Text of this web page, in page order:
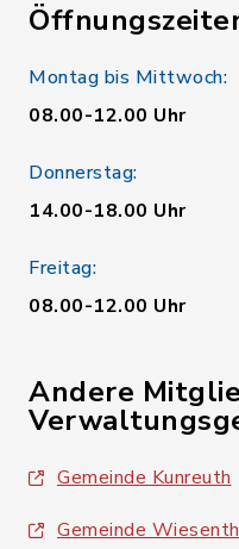
Montag bis Mittwoch:
08.00-12.00 Uhr
Donnerstag:
14.00-18.00 Uhr
Freitag:
08.00-12.00 Uhr
Andere
Gemeinde Kunreuth
Gemeinde